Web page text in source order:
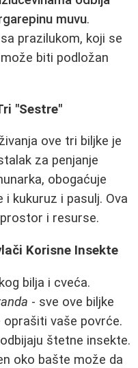
muvu.
prazilukom, koji se
biti podložan
"Sestre"
ove tri biljke je
za penjanje
obogaćuje
kukuruz i pasulj. Ova
i resurse.
Korisne Insekte
bilja i cveća.
- sve ove biljke
vaše povrće.
štetne insekte.
oko bašte može da